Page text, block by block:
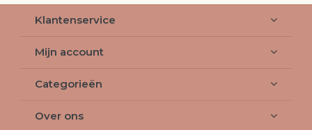
Klantenservice
Mijn account
Categorieën
Over ons